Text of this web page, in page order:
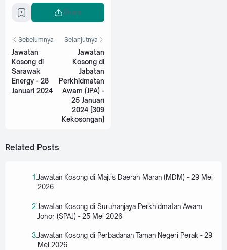
Share
Sebelumnya
Jawatan
Kosong di
Sarawak
Energy - 28
Januari 2024
Selanjutnya
Jawatan
Kosong di
Jabatan
Perkhidmatan
Awam (JPA) -
25 Januari
2024 [309
Kekosongan]
Related Posts
Jawatan Kosong di Majlis Daerah Maran (MDM) - 29 Mei
2026
Jawatan Kosong di Suruhanjaya Perkhidmatan Awam
Johor (SPAJ) - 25 Mei 2026
Jawatan Kosong di Perbadanan Taman Negeri Perak - 29
Mei 2026